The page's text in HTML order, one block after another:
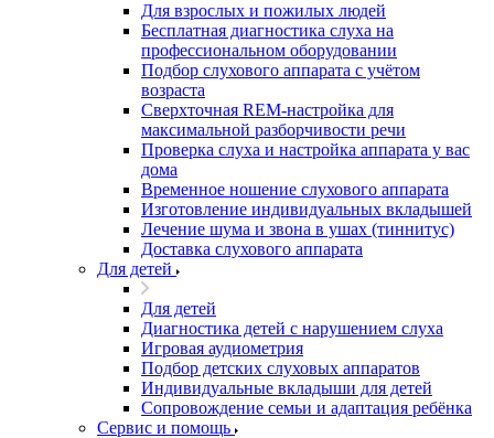
Для взрослых и пожилых людей
Бесплатная диагностика слуха на
профессиональном оборудовании
Подбор слухового аппарата с учётом
возраста
Сверхточная REM-настройка для
максимальной разборчивости речи
Проверка слуха и настройка аппарата у вас
дома
Временное ношение слухового аппарата
Изготовление индивидуальных вкладышей
Лечение шума и звона в ушах (тиннитус)
Доставка слухового аппарата
Для детей
Для детей
Диагностика детей с нарушением слуха
Игровая аудиометрия
Подбор детских слуховых аппаратов
Индивидуальные вкладыши для детей
Сопровождение семьи и адаптация ребёнка
Сервис и помощь